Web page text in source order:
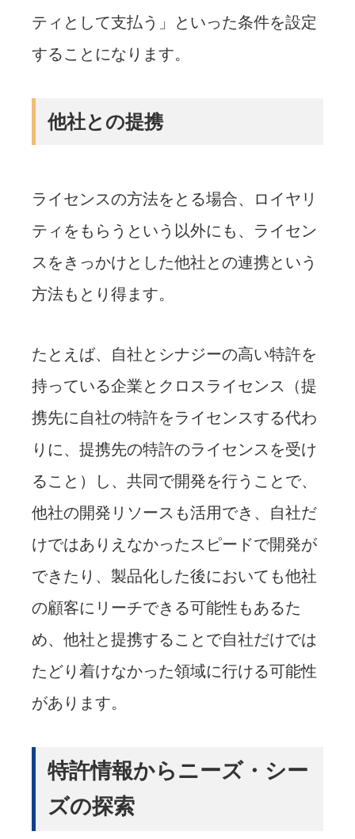
ティとして支払う」といった条件を設定
することになります。
他社との提携
ライセンスの方法をとる場合、ロイヤリ
ティをもらうという以外にも、ライセン
スをきっかけとした他社との連携という
方法もとり得ます。
たとえば、自社とシナジーの高い特許を
持っている企業とクロスライセンス（提
携先に自社の特許をライセンスする代わ
りに、提携先の特許のライセンスを受け
ること）し、共同で開発を行うことで、
他社の開発リソースも活用でき、自社だ
けではありえなかったスピードで開発が
できたり、製品化した後においても他社
の顧客にリーチできる可能性もあるた
め、他社と提携することで自社だけでは
たどり着けなかった領域に行ける可能性
があります。
特許情報からニーズ・シー
ズの探索